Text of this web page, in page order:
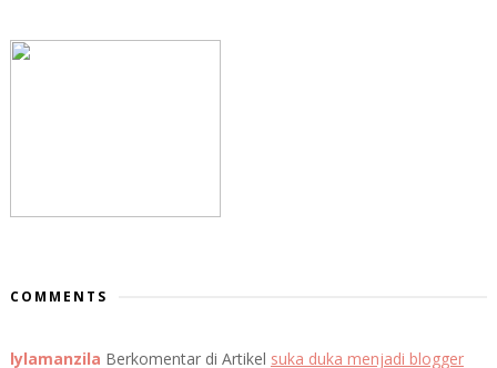
COMMENTS
lylamanzila Berkomentar di Artikel suka duka menjadi blogger